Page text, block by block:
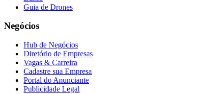
Guia de Drones
Negócios
Hub de Negócios
Diretório de Empresas
Vagas & Carreira
Cadastre sua Empresa
Portal do Anunciante
Publicidade Legal